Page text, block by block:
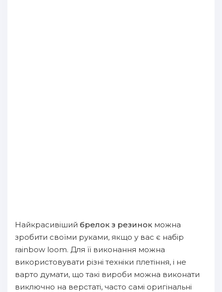
Найкрасивіший брелок з резинок можна
зробити своїми руками, якщо у вас є набір
rainbow loom. Для її виконання можна
використовувати різні техніки плетіння, і не
варто думати, що такі вироби можна виконати
виключно на верстаті, часто самі оригінальні